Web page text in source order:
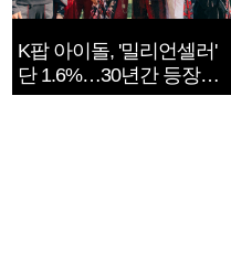
K팝 아이돌, '밀리언셀러'
단 1.6%…30년간 등장
1182개팀 전수조사